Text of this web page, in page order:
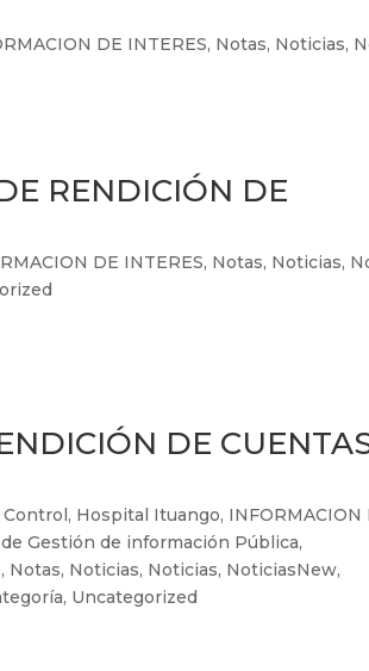
DE INTERES, Notas, Noticias,
RENDICIÓN DE
DE INTERES, Notas, Noticias,
DE
Control, Hospital Ituango, INFORMACION
Gestión de información Pública,
, Notas, Noticias, Noticias, NoticiasNew,
, Uncategorized